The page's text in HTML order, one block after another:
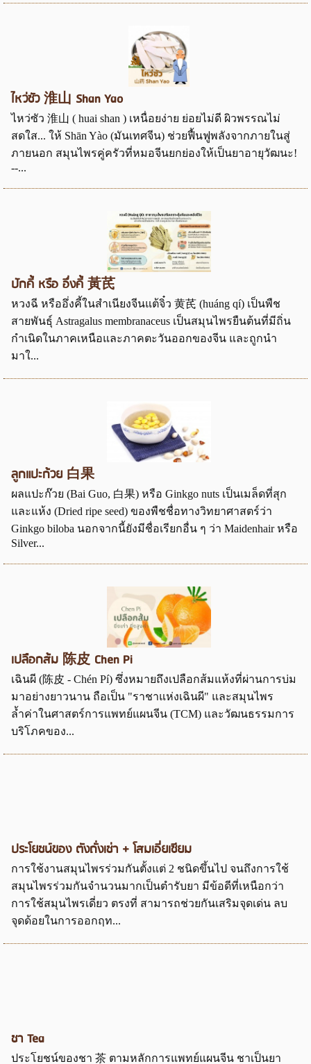
ไหว่ซัว 淮山 Shan Yao
ไหว่ซัว 淮山 ( huai shan ) เหนื่อยง่าย ย่อยไม่ดี ผิวพรรณไม่
สดใส... ให้ Shān Yào (มันเทศจีน) ช่วยฟื้นฟูพลังจากภายในสู่
ภายนอก สมุนไพรคู่ครัวที่หมอจีนยกย่องให้เป็นยาอายุวัฒนะ!
--...
ปักคี้ หรือ อึ่งคี้ 黃芪
หวงฉี หรืออึ่งคี้ในสำเนียงจีนแต้จิ๋ว 黄芪 (huáng qí) เป็นพืช
สายพันธุ์ Astragalus membranaceus เป็นสมุนไพรยืนต้นที่มีถิ่น
กำเนิดในภาคเหนือและภาคตะวันออกของจีน และถูกนำ
มาใ...
ลูกแปะก้วย 白果
ผลแปะก๊วย (Bai Guo, 白果) หรือ Ginkgo nuts เป็นเมล็ดที่สุก
และแห้ง (Dried ripe seed) ของพืชชื่อทางวิทยาศาสตร์ว่า
Ginkgo biloba นอกจากนี้ยังมีชื่อเรียกอื่น ๆ ว่า Maidenhair หรือ
Silver...
เปลือกส้ม 陈皮 Chen Pi
เฉินผี (陈皮 - Chén Pí) ซึ่งหมายถึงเปลือกส้มแห้งที่ผ่านการบ่ม
มาอย่างยาวนาน ถือเป็น "ราชาแห่งเฉินผี" และสมุนไพร
ล้ำค่าในศาสตร์การแพทย์แผนจีน (TCM) และวัฒนธรรมการ
บริโภคของ...
ประโยชน์ของ ตังถั่งเช่า + โสมเอี่ยเซียม
การใช้งานสมุนไพรร่วมกันตั้งแต่ 2 ชนิดขึ้นไป จนถึงการใช้
สมุนไพรร่วมกันจำนวนมากเป็นตำรับยา มีข้อดีที่เหนือกว่า
การใช้สมุนไพรเดี่ยว ตรงที่ สามารถช่วยกันเสริมจุดเด่น ลบ
จุดด้อยในการออกฤท...
ชา Tea
ประโยชน์ของชา 茶 ตามหลักการแพทย์แผนจีน ชาเป็นยา